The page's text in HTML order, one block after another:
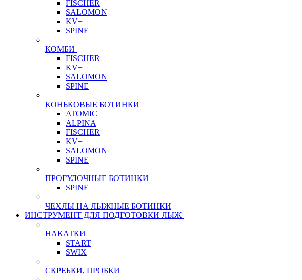
FISCHER
SALOMON
KV+
SPINE
КОМБИ
FISCHER
KV+
SALOMON
SPINE
КОНЬКОВЫЕ БОТИНКИ
ATOMIC
ALPINA
FISCHER
KV+
SALOMON
SPINE
ПРОГУЛОЧНЫЕ БОТИНКИ
SPINE
ЧЕХЛЫ НА ЛЫЖНЫЕ БОТИНКИ
ИНСТРУМЕНТ ДЛЯ ПОДГОТОВКИ ЛЫЖ
НАКАТКИ
START
SWIX
СКРЕБКИ, ПРОБКИ